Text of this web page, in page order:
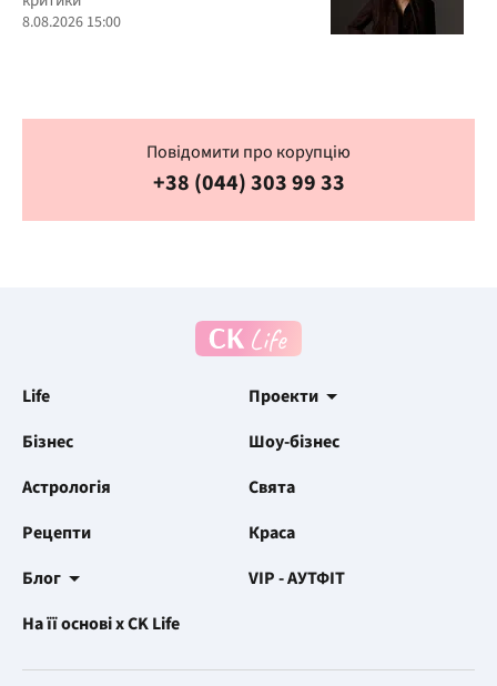
8.08.2026 15:00
Повідомити про корупцію
+38 (044) 303 99 33
Life
Проекти
Бізнес
Шоу-бізнес
Астрологія
Свята
Рецепти
Краса
Блог
VIP - АУТФІТ
На її основі x CK Life